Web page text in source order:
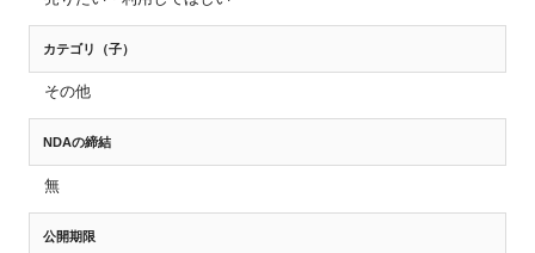
カテゴリ（子）
その他
NDAの締結
無
公開期限